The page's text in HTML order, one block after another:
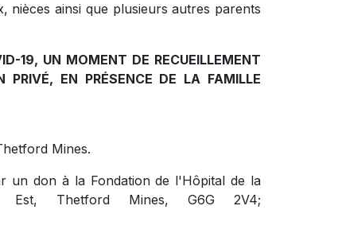
nièces ainsi que plusieurs autres parents
19, UN MOMENT DE RECUEILLEMENT
EN PRÉSENCE DE LA FAMILLE
Mines.
un don à la Fondation de l'Hôpital de la
Est, Thetford Mines, G6G 2V4;